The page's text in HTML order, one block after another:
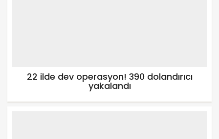
22 ilde dev operasyon! 390 dolandırıcı
yakalandı